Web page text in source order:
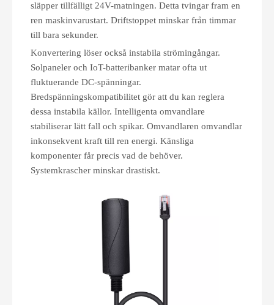
släpper tillfälligt 24V-matningen. Detta tvingar fram en
ren maskinvarustart. Driftstoppet minskar från timmar
till bara sekunder.
Konvertering löser också instabila strömingångar.
Solpaneler och IoT-batteribanker matar ofta ut
fluktuerande DC-spänningar.
Bredspänningskompatibilitet gör att du kan reglera
dessa instabila källor. Intelligenta omvandlare
stabiliserar lätt fall och spikar. Omvandlaren omvandlar
inkonsekvent kraft till ren energi. Känsliga
komponenter får precis vad de behöver.
Systemkrascher minskar drastiskt.